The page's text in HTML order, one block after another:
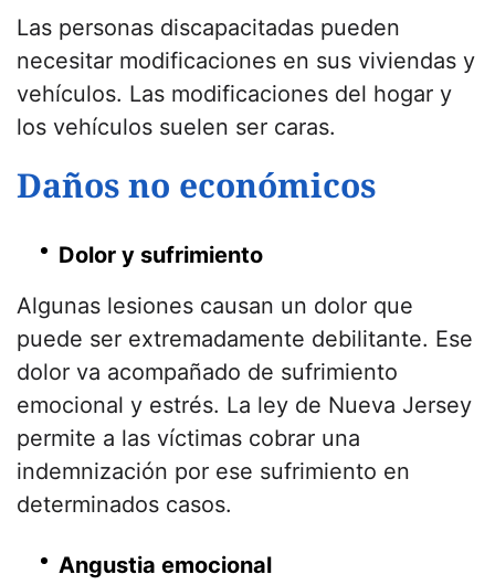
Las personas discapacitadas pueden
necesitar modificaciones en sus viviendas y
vehículos. Las modificaciones del hogar y
los vehículos suelen ser caras.
Daños no económicos
Dolor y sufrimiento
Algunas lesiones causan un dolor que
puede ser extremadamente debilitante. Ese
dolor va acompañado de sufrimiento
emocional y estrés. La ley de Nueva Jersey
permite a las víctimas cobrar una
indemnización por ese sufrimiento en
determinados casos.
Angustia emocional